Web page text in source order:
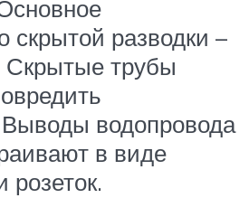
скрытой разводки –
Скрытые трубы
водопровода
в виде
розеток.